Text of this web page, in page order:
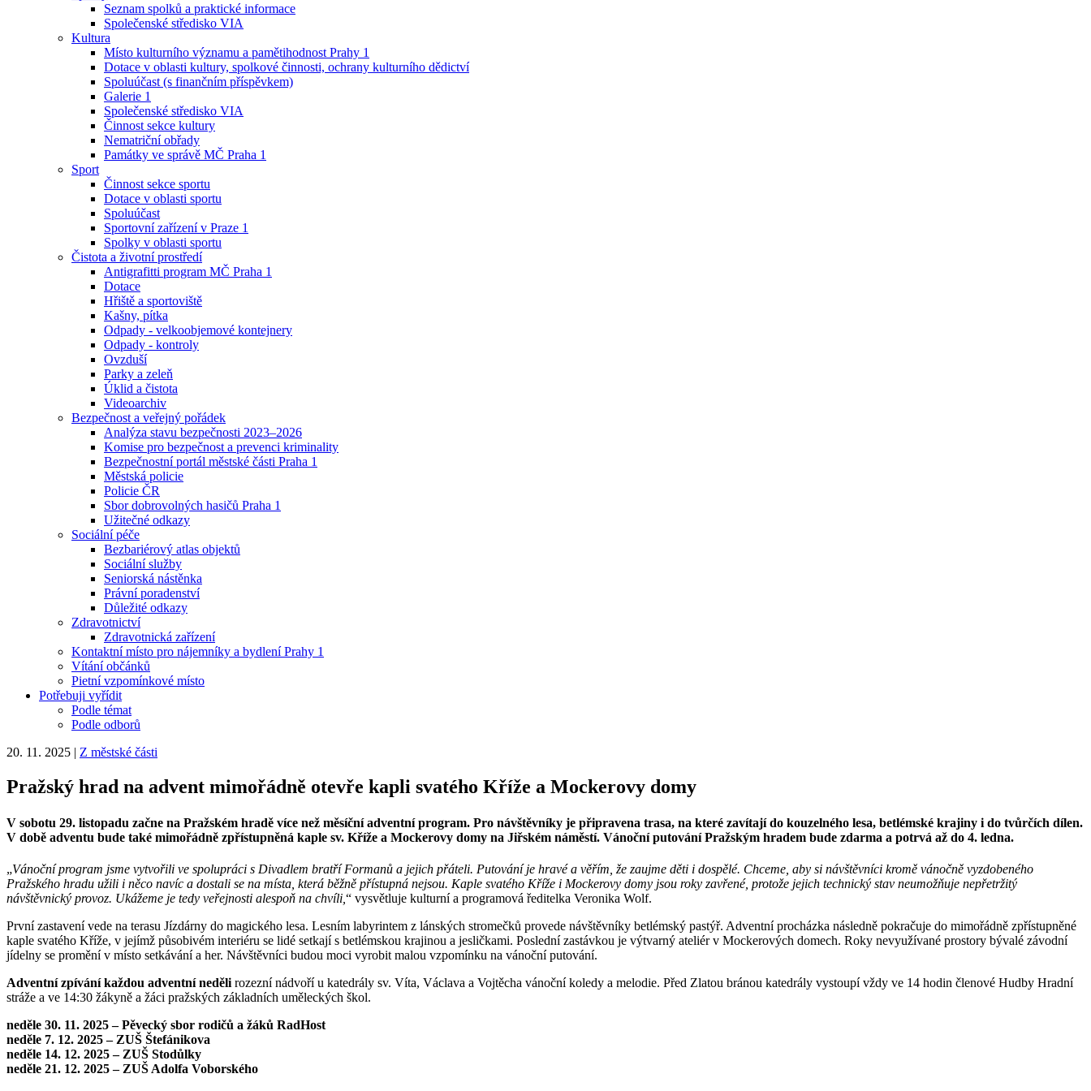
Seznam spolků a praktické informace
Společenské středisko VIA
Kultura
Místo kulturního významu a pamětihodnost Prahy 1
Dotace v oblasti kultury, spolkové činnosti, ochrany kulturního dědictví
Spoluúčast (s finančním příspěvkem)
Galerie 1
Společenské středisko VIA
Činnost sekce kultury
Nematriční obřady
Památky ve správě MČ Praha 1
Sport
Činnost sekce sportu
Dotace v oblasti sportu
Spoluúčast
Sportovní zařízení v Praze 1
Spolky v oblasti sportu
Čistota a životní prostředí
Antigrafitti program MČ Praha 1
Dotace
Hřiště a sportoviště
Kašny, pítka
Odpady - velkoobjemové kontejnery
Odpady - kontroly
Ovzduší
Parky a zeleň
Úklid a čistota
Videoarchiv
Bezpečnost a veřejný pořádek
Analýza stavu bezpečnosti 2023–2026
Komise pro bezpečnost a prevenci kriminality
Bezpečnostní portál městské části Praha 1
Městská policie
Policie ČR
Sbor dobrovolných hasičů Praha 1
Užitečné odkazy
Sociální péče
Bezbariérový atlas objektů
Sociální služby
Seniorská nástěnka
Právní poradenství
Důležité odkazy
Zdravotnictví
Zdravotnická zařízení
Kontaktní místo pro nájemníky a bydlení Prahy 1
Vítání občánků
Pietní vzpomínkové místo
Potřebuji vyřídit
Podle témat
Podle odborů
20. 11. 2025 | Z městské části
Pražský hrad na advent mimořádně otevře kapli svatého Kříže a Mockerovy domy
V sobotu 29. listopadu začne na Pražském hradě více než měsíční adventní program. Pro návštěvníky je připravena trasa, na které zavítají do kouzelného lesa, betlémské krajiny i do tvůrčích dílen.
V době adventu bude také mimořádně zpřístupněná kaple sv. Kříže a Mockerovy domy na Jiřském náměstí. Vánoční putování Pražským hradem bude zdarma a potrvá až do 4. ledna.
„Vánoční program jsme vytvořili ve spolupráci s Divadlem bratří Formanů a jejich přáteli. Putování je hravé a věřím, že zaujme děti i dospělé. Chceme, aby si návštěvníci kromě vánočně vyzdobeného
Pražského hradu užili i něco navíc a dostali se na místa, která běžně přístupná nejsou. Kaple svatého Kříže i Mockerovy domy jsou roky zavřené, protože jejich technický stav neumožňuje nepřetržitý
návštěvnický provoz. Ukážeme je tedy veřejnosti alespoň na chvíli, “ vysvětluje kulturní a programová ředitelka Veronika Wolf.
První zastavení vede na terasu Jízdárny do magického lesa. Lesním labyrintem z lánských stromečků provede návštěvníky betlémský pastýř. Adventní procházka následně pokračuje do mimořádně zpřístupněné
kaple svatého Kříže, v jejímž působivém interiéru se lidé setkají s betlémskou krajinou a jesličkami. Poslední zastávkou je výtvarný ateliér v Mockerových domech. Roky nevyužívané prostory bývalé závodní
jídelny se promění v místo setkávání a her. Návštěvníci budou moci vyrobit malou vzpomínku na vánoční putování.
Adventní zpívání každou adventní neděli rozezní nádvoří u katedrály sv. Víta, Václava a Vojtěcha vánoční koledy a melodie. Před Zlatou bránou katedrály vystoupí vždy ve 14 hodin členové Hudby Hradní
stráže a ve 14:30 žákyně a žáci pražských základních uměleckých škol.
neděle 30. 11. 2025 – Pěvecký sbor rodičů a žáků RadHost
neděle 7. 12. 2025 – ZUŠ Štefánikova
neděle 14. 12. 2025 – ZUŠ Stodůlky
neděle 21. 12. 2025 – ZUŠ Adolfa Voborského